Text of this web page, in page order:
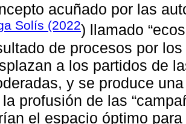
acuñado por las
Solís (2022) llamado
de procesos por
a los partidos de
y se produce
la profusión de las
el espacio óptimo